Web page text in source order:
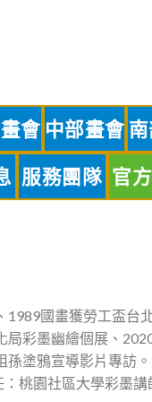
會 中部畫會
服務團隊 官
1989國畫獲勞工盃台
彩墨幽繪個展、
塗鴉宣導影片專訪
桃園社區大學彩墨